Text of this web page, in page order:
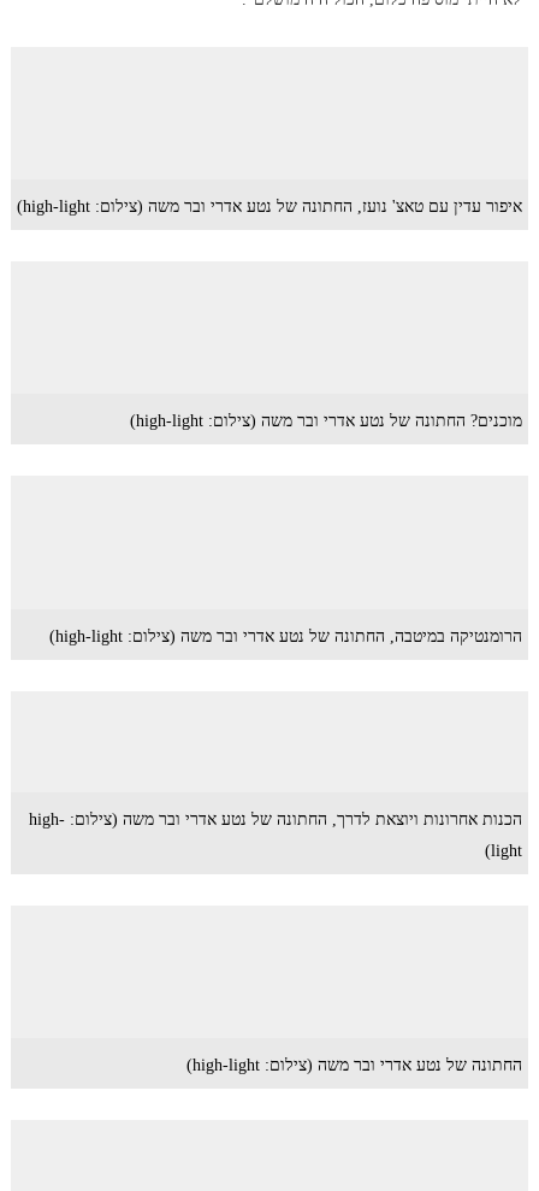
איפור עדין עם טאצ' נועז, החתונה של נטע אדרי ובר משה (צילום: high-light)
מוכנים? החתונה של נטע אדרי ובר משה (צילום: high-light)
הרומנטיקה במיטבה, החתונה של נטע אדרי ובר משה (צילום: high-light)
הכנות אחרונות ויוצאת לדרך, החתונה של נטע אדרי ובר משה (צילום: high-
light)
החתונה של נטע אדרי ובר משה (צילום: high-light)